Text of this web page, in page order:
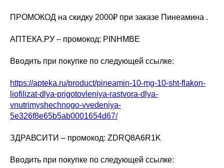
ПРОМОКОД на скидку 2000₽ при заказе Пинеамина .
АПТЕКА.РУ – промокод: PINHMBE
Вводить при покупке по следующей ссылке:
https://apteka.ru/product/pineamin-10-mg-10-sht-flakon-
liofilizat-dlya-prigotovleniya-rastvora-dlya-
vnutrimyshechnogo-vvedeniya-
5e326f8e65b5ab0001654d67/
ЗДРАВСИТИ – промокод: ZDRQ8A6R1K
Вводить при покупке по следующей ссылке: